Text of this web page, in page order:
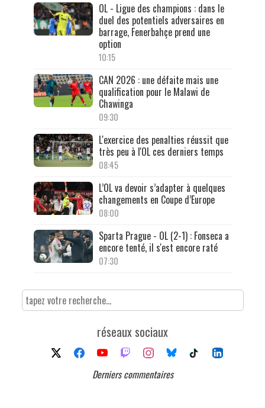
OL - Ligue des champions : dans le
duel des potentiels adversaires en
barrage, Fenerbahçe prend une
option
10:15
CAN 2026 : une défaite mais une
qualification pour le Malawi de
Chawinga
09:30
L'exercice des penalties réussit que
très peu à l'OL ces derniers temps
08:45
L’OL va devoir s’adapter à quelques
changements en Coupe d’Europe
08:00
Sparta Prague - OL (2-1) : Fonseca a
encore tenté, il s'est encore raté
07:30
réseaux sociaux
Derniers commentaires